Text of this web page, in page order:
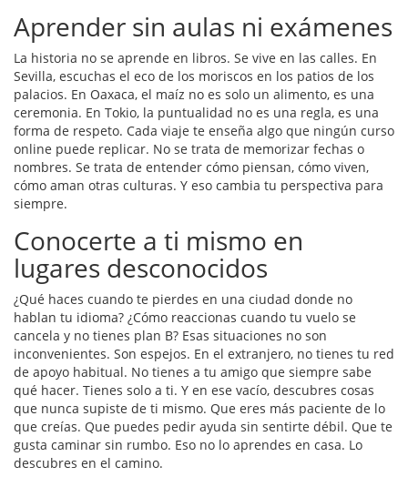
Aprender sin aulas ni exámenes
La historia no se aprende en libros. Se vive en las calles. En
Sevilla, escuchas el eco de los moriscos en los patios de los
palacios. En Oaxaca, el maíz no es solo un alimento, es una
ceremonia. En Tokio, la puntualidad no es una regla, es una
forma de respeto. Cada viaje te enseña algo que ningún curso
online puede replicar. No se trata de memorizar fechas o
nombres. Se trata de entender cómo piensan, cómo viven,
cómo aman otras culturas. Y eso cambia tu perspectiva para
siempre.
Conocerte a ti mismo en
lugares desconocidos
¿Qué haces cuando te pierdes en una ciudad donde no
hablan tu idioma? ¿Cómo reaccionas cuando tu vuelo se
cancela y no tienes plan B? Esas situaciones no son
inconvenientes. Son espejos. En el extranjero, no tienes tu red
de apoyo habitual. No tienes a tu amigo que siempre sabe
qué hacer. Tienes solo a ti. Y en ese vacío, descubres cosas
que nunca supiste de ti mismo. Que eres más paciente de lo
que creías. Que puedes pedir ayuda sin sentirte débil. Que te
gusta caminar sin rumbo. Eso no lo aprendes en casa. Lo
descubres en el camino.